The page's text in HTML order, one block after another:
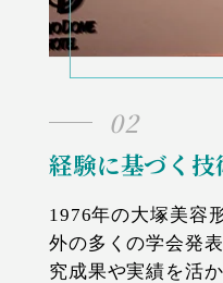
02
経験に基づく
1976年の大塚美容
外の多くの学会発
究成果や実績を活